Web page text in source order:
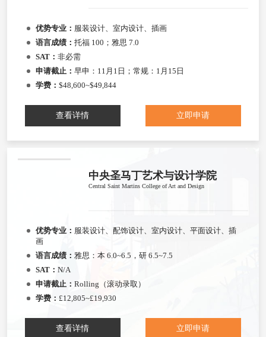
优势专业： 服装设计、室内设计、插画
语言成绩： 托福 100；雅思 7.0
SAT： 非必需
申请截止： 早申：11月1日；常规：1月15日
学费： $48,600~$49,844
查看详情 立即申请
中央圣马丁艺术与设计学院
Central Saint Martins College of Art and Design
优势专业： 服装设计、配饰设计、室内设计、平面设计、插
画
语言成绩： 雅思：本 6.0~6.5，研 6.5~7.5
SAT： N/A
申请截止： Rolling（滚动录取）
学费： £12,805~£19,930
查看详情 立即申请